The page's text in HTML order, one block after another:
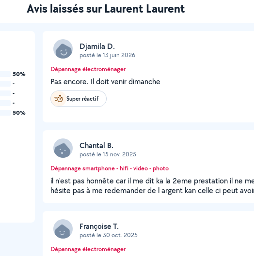
Avis laissés sur Laurent Laurent
50%
-
-
-
50%
Djamila D.
posté le 13 juin 2026
Dépannage électroménager
Pas encore. Il doit venir dimanche
Super réactif
Chantal B.
posté le 15 nov. 2025
Dépannage smartphone - hifi - video - photo
il n'est pas honnête car il me dit ka la 2eme prestation il ne
hésite pas à me redemander de l argent kan celle ci peut
Françoise T.
posté le 30 oct. 2025
Dépannage électroménager